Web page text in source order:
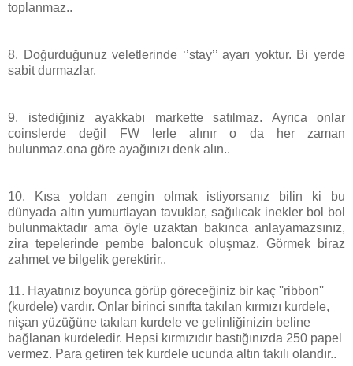
toplanmaz..
8. Doğurduğunuz veletlerinde ‘’stay’’ ayarı yoktur. Bi yerde
sabit durmazlar.
9. istediğiniz ayakkabı markette satılmaz. Ayrıca onlar
coinslerde değil FW lerle alınır o da her zaman
bulunmaz.ona göre ayağınızı denk alın..
10. Kısa yoldan zengin olmak istiyorsanız bilin ki bu
dünyada altın yumurtlayan tavuklar, sağılıcak inekler bol bol
bulunmaktadır ama öyle uzaktan bakınca anlayamazsınız,
zira tepelerinde pembe baloncuk oluşmaz. Görmek biraz
zahmet ve bilgelik gerektirir..
11. Hayatınız boyunca görüp göreceğiniz bir kaç ''ribbon''
(kurdele) vardır. Onlar birinci sınıfta takılan kırmızı kurdele,
nişan yüzüğüne takılan kurdele ve gelinliğinizin beline
bağlanan kurdeledir. Hepsi kırmızıdır bastığınızda 250 papel
vermez. Para getiren tek kurdele ucunda altın takılı olandır..